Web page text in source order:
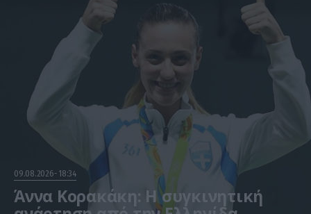
09.08.2026 18:34
Άννα Κορακάκη: Η συγκινητική